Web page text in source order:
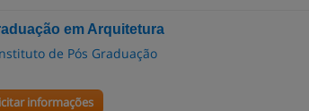
em Arquitetura
de Pós Graduação
informações